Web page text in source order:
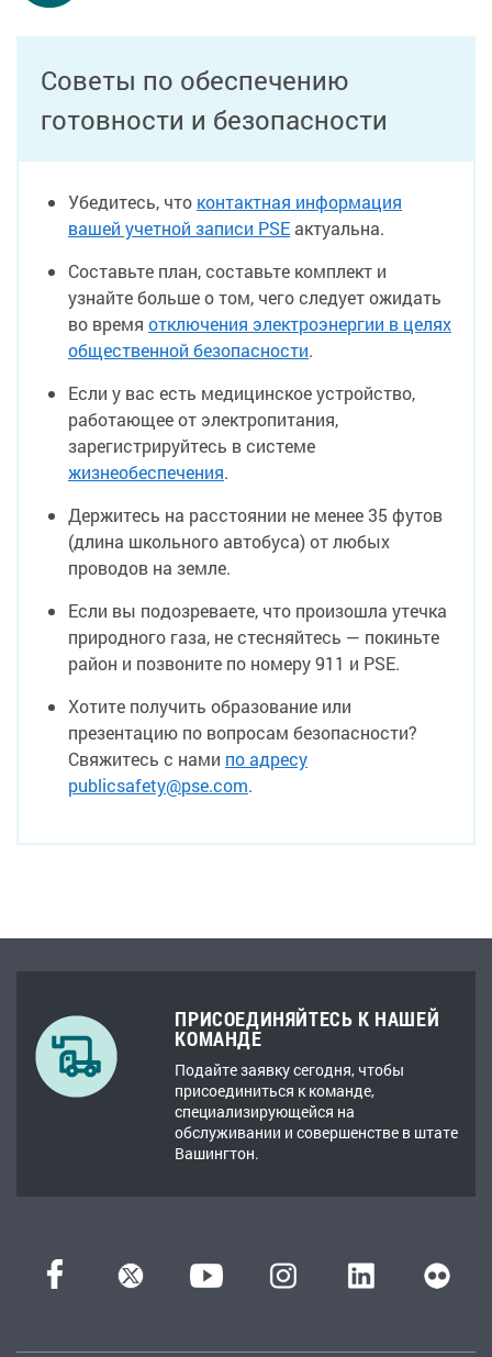
Советы по обеспечению
готовности и безопасности
Убедитесь, что контактная информация
вашей учетной записи PSE актуальна.
Составьте план, составьте комплект и
узнайте больше о том, чего следует ожидать
во время отключения электроэнергии в целях
общественной безопасности.
Если у вас есть медицинское устройство,
работающее от электропитания,
зарегистрируйтесь в системе
жизнеобеспечения.
Держитесь на расстоянии не менее 35 футов
(длина школьного автобуса) от любых
проводов на земле.
Если вы подозреваете, что произошла утечка
природного газа, не стесняйтесь — покиньте
район и позвоните по номеру 911 и PSE.
Хотите получить образование или
презентацию по вопросам безопасности?
Свяжитесь с нами по адресу
publicsafety@pse.com.
ПРИСОЕДИНЯЙТЕСЬ К НАШЕЙ
КОМАНДЕ
Подайте заявку сегодня, чтобы
присоединиться к команде,
специализирующейся на
обслуживании и совершенстве в штате
Вашингтон.